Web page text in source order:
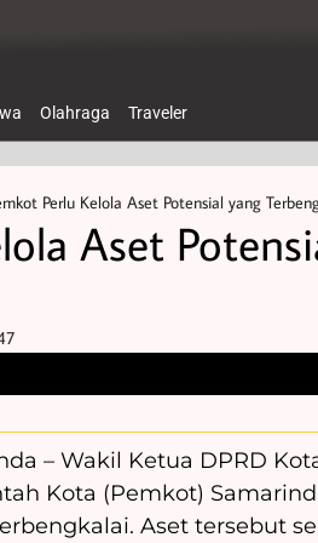
Olahraga Traveler
Perlu Kelola Aset Potensial yang
Aset
– Wakil Ketua DPRD
Kota (Pemkot)
Aset tersebut